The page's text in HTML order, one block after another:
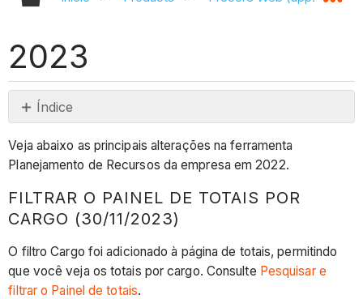
2023
Índice
o
painel
de
totais
por
cargo
(30/11/2023)
Visualizar
Veja abaixo as principais alterações na ferramenta
Planejamento de Recursos da empresa em 2022.
FILTRAR O PAINEL DE TOTAIS POR
CARGO (30/11/2023)
O filtro Cargo foi adicionado à página de totais, permitindo
que você veja os totais por cargo. Consulte Pesquisar e
filtrar o Painel de totais.